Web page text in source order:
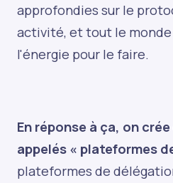
approfondies sur le
activité, et tout le monde
l'énergie pour le faire.
En réponse à ça, on
appelés « plateformes
plateformes de